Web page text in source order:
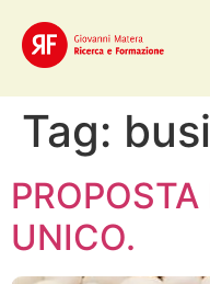
Tag:
UNICO.